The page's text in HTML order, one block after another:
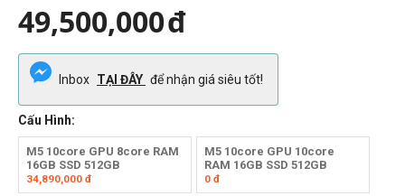
49,500,000đ
Inbox TẠI ĐÂY để nhận giá siêu tốt!
Cấu Hình:
M5 10core GPU 8core RAM
16GB SSD 512GB
34,890,000 đ
M5 10core GPU 10core
RAM 16GB SSD 512GB
0đ